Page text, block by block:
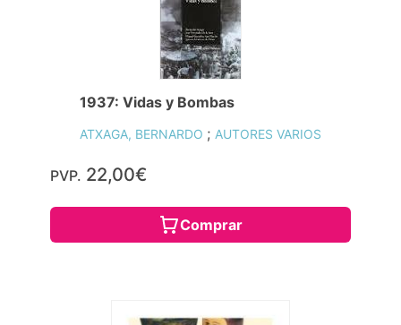
1937: Vidas y Bombas
ATXAGA, BERNARDO ; AUTORES VARIOS
PVP. 22,00€
Comprar